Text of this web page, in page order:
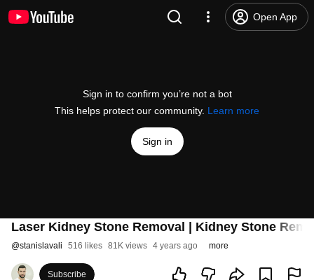
Open App
Sign in to confirm you’re not a bot
This helps protect our community. Learn more
Sign in
Laser Kidney Stone Removal | Kidney Stone
@stanislavali 516 likes 81K views 4 years ago more
Subscribe